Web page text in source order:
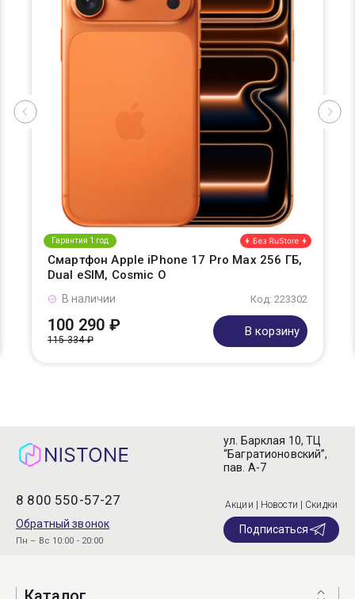
Гарантия 1 год
Смартфон Apple iPhone 17 Pro Max 256 ГБ,
Dual eSIM, Cosmic O
Код: 223302
В наличии
100 290 ₽
115 334 ₽
В корзину
8 800 550-57-27
Обратный звонок
Пн – Вс 10:00 - 20:00
ул. Барклая 10, ТЦ
“Багратионовский”,
пав. А-7
Акции | Новости | Скидки
Подписаться